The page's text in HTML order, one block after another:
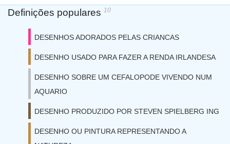
Definições populares 10
DESENHOS ADORADOS PELAS CRIANCAS
DESENHO USADO PARA FAZER A RENDA IRLANDESA
DESENHO SOBRE UM CEFALOPODE VIVENDO NUM
AQUARIO
DESENHO PRODUZIDO POR STEVEN SPIELBERG ING
DESENHO OU PINTURA REPRESENTANDO A